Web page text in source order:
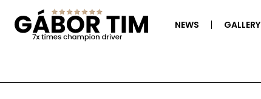
NEWS GALLERY